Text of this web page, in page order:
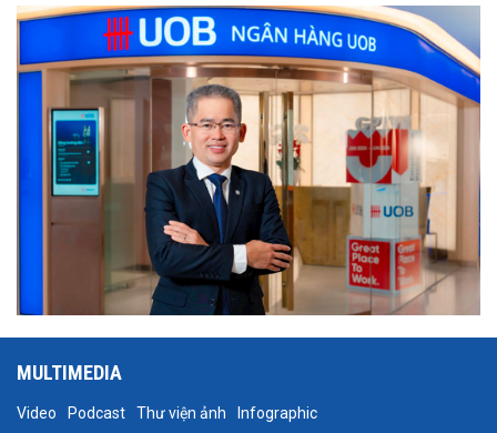
MULTIMEDIA
Video Podcast Thư viện ảnh Infographic